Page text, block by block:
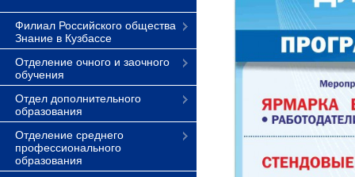
Филиал Российского общества
Знание в Кузбассе
Отделение очного и заочного
обучения
Отдел дополнительного
образования
Отделение среднего
профессионального
образования